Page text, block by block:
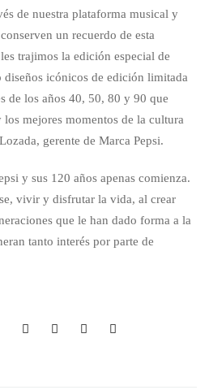
de nuestra plataforma musical y
un recuerdo de esta
trajimos la edición especial de
diseños icónicos de edición limitada
de los años 40, 50, 80 y 90 que
los mejores momentos de la cultura
gerente de Marca Pepsi.
y sus 120 años apenas comienza.
vivir y disfrutar la vida, al crear
que le han dado forma a la
tanto interés por parte de